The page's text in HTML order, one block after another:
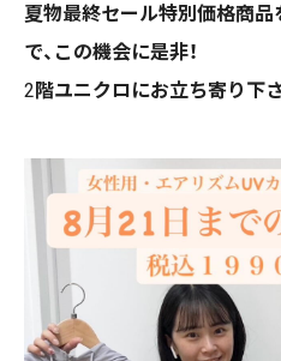
夏物最終セール特別価格商
で、この機会に是非！
2階ユニクロにお立ち寄り下